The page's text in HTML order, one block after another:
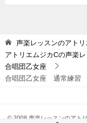
ジ
C
声楽レッスンのアト
アトリエムジカCの声楽
合唱団乙女座
合唱団乙女座 通常練習
© 2008 声楽レッスンのアト